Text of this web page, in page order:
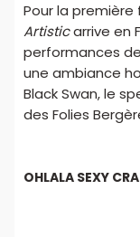
Pour la
Artisticarrive en
performances
une ambiance
Black Swan, le
des Folies
OHLALA SEXY